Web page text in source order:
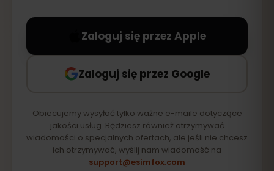
Zaloguj się przez Apple
Zaloguj się przez Google
Obiecujemy wysyłać tylko ważne e-maile dotyczące
jakości usług. Będziesz również otrzymywać
wiadomości o specjalnych ofertach, ale jeśli nie chcesz
ich otrzymywać, wyślij nam wiadomość na
support@esimfox.com